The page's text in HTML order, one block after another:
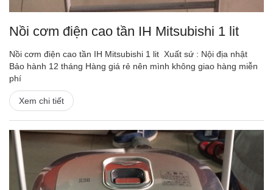
Nồi cơm điện cao tần IH Mitsubishi 1 lit
Nồi cơm điện cao tần IH Mitsubishi 1 lit Xuất sứ : Nội địa nhật
Bảo hành 12 tháng Hàng giá rẻ nên mình không giao hàng miễn
phí
Xem chi tiết